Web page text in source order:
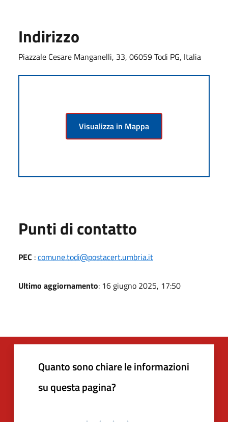
Indirizzo
Piazzale Cesare Manganelli, 33, 06059 Todi PG, Italia
Visualizza in Mappa
Punti di contatto
PEC :comune.todi@postacert.umbria.it
Ultimo aggiornamento: 16 giugno 2025, 17:50
Quanto sono chiare le informazioni
su questa pagina?